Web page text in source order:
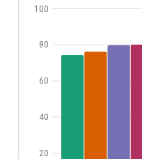
20
40
60
80
100